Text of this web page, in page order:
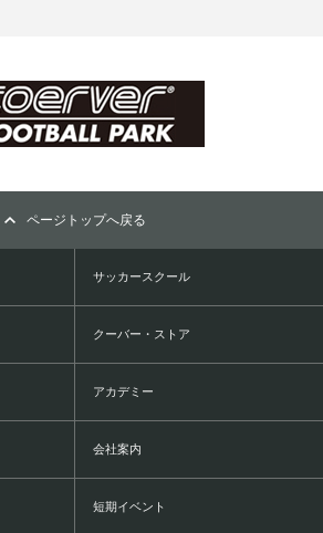
ページトップへ戻る
サッカースクール
クーバー・ストア
アカデミー
会社案内
短期イベント